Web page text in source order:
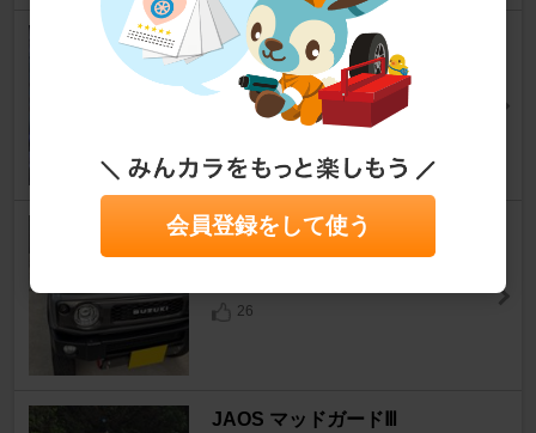
デフオイル交換
ジムニー [JB64W]
shujimnyさん
スズキ(純正) フロントグリル
ジムニー
26
JAOS マッドガードⅢ
会員登録をして使う